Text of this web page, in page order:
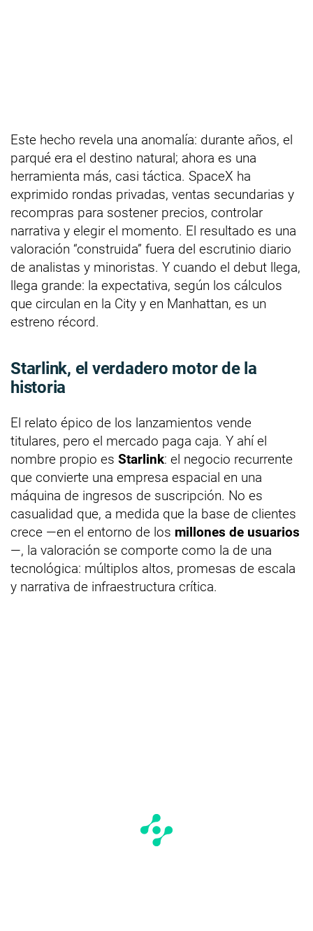
Este hecho revela una anomalía: durante años, el
parqué era el destino natural; ahora es una
herramienta más, casi táctica. SpaceX ha
exprimido rondas privadas, ventas secundarias y
recompras para sostener precios, controlar
narrativa y elegir el momento. El resultado es una
valoración “construida” fuera del escrutinio diario
de analistas y minoristas. Y cuando el debut llega,
llega grande: la expectativa, según los cálculos
que circulan en la City y en Manhattan, es un
estreno récord.
Starlink, el verdadero motor de la
historia
El relato épico de los lanzamientos vende
titulares, pero el mercado paga caja. Y ahí el
nombre propio es Starlink: el negocio recurrente
que convierte una empresa espacial en una
máquina de ingresos de suscripción. No es
casualidad que, a medida que la base de clientes
crece —en el entorno de los millones de usuarios
—, la valoración se comporte como la de una
tecnológica: múltiplos altos, promesas de escala
y narrativa de infraestructura crítica.